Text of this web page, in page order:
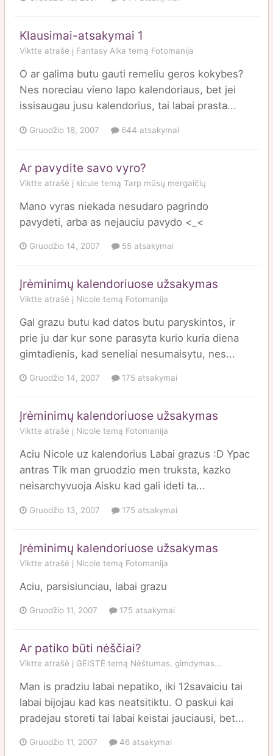
Klausimai-atsakymai 1
Viktte atrašė į Fantasy Alka temą Fotomanija
O ar galima butu gauti remeliu geros kokybes?
Nes noreciau vieno lapo kalendoriaus, bet jei
issisaugau jusu kalendorius, tai labai prasta...
Gruodžio 18, 2007 644 atsakymai
Ar pavydite savo vyro?
Viktte atrašė į kicule temą Tarp mūsų mergaičių
Mano vyras niekada nesudaro pagrindo
pavydeti, arba as nejauciu pavydo <_<
Gruodžio 14, 2007 55 atsakymai
Įrėminimų kalendoriuose užsakymas
Viktte atrašė į Nicole temą Fotomanija
Gal grazu butu kad datos butu paryskintos, ir
prie ju dar kur sone parasyta kurio kuria diena
gimtadienis, kad seneliai nesumaisytu, nes...
Gruodžio 14, 2007 175 atsakymai
Įrėminimų kalendoriuose užsakymas
Viktte atrašė į Nicole temą Fotomanija
Aciu Nicole uz kalendorius Labai grazus :D Ypac
antras Tik man gruodzio men truksta, kazko
neisarchyvuoja Aisku kad gali ideti ta...
Gruodžio 13, 2007 175 atsakymai
Įrėminimų kalendoriuose užsakymas
Viktte atrašė į Nicole temą Fotomanija
Aciu, parsisiunciau, labai grazu
Gruodžio 11, 2007 175 atsakymai
Ar patiko būti nėščiai?
Viktte atrašė į GEISTĖ temą Nėštumas, gimdymas...
Man is pradziu labai nepatiko, iki 12savaiciu tai
labai bijojau kad kas neatsitiktu. O paskui kai
pradejau storeti tai labai keistai jauciausi, bet...
Gruodžio 11, 2007 46 atsakymai